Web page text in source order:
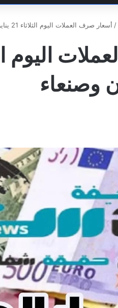
عن
/ أسعار صرف العملات اليوم الثلاثاء 21 يناير 2025 في عدن وصنعاء